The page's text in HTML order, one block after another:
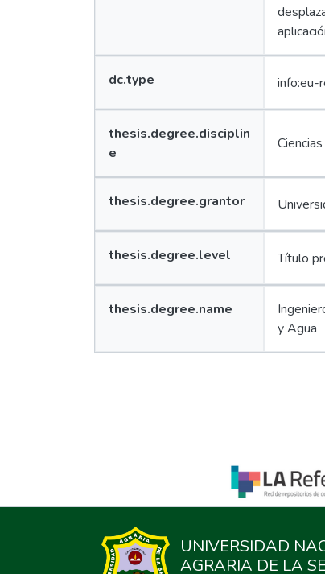
Edit
dc.type
Lang
info:eu-
thesis.degree.disciplin
e
Lang
thesis.degree.grantor
Lang
thesis.degree.level
Lang
Título
thesis.degree.name
Lang
Edity Agua
UNIVERSIDAD
AGRARIA DE LA